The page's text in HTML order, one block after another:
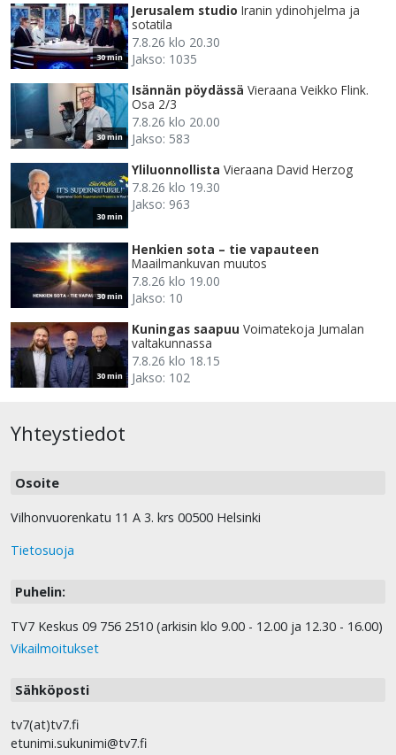
30 min
Jerusalem studio Iranin ydinohjelma ja
sotatila
7.8.26 klo 20.30
Jakso: 1035
30 min
Isännän pöydässä Vieraana Veikko Flink.
Osa 2/3
7.8.26 klo 20.00
Jakso: 583
30 min
Yliluonnollista Vieraana David Herzog
7.8.26 klo 19.30
Jakso: 963
30 min
Henkien sota – tie vapauteen
Maailmankuvan muutos
7.8.26 klo 19.00
Jakso: 10
30 min
Kuningas saapuu Voimatekoja Jumalan
valtakunnassa
7.8.26 klo 18.15
Jakso: 102
Yhteystiedot
Osoite
Vilhonvuorenkatu 11 A 3. krs 00500 Helsinki
Tietosuoja
Puhelin:
TV7 Keskus 09 756 2510 (arkisin klo 9.00 - 12.00 ja 12.30 - 16.00)
Vikailmoitukset
Sähköposti
tv7(at)tv7.fi
etunimi.sukunimi@tv7.fi